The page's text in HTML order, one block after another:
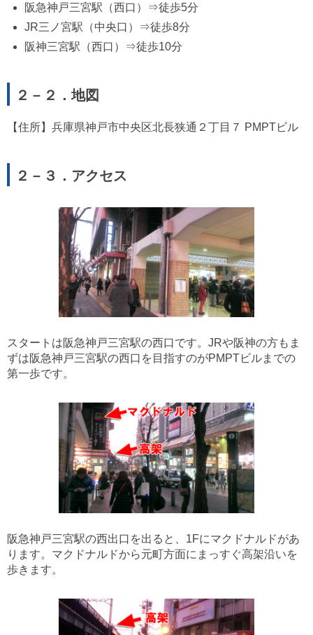
阪急神戸三宮駅（西口）⇒徒歩5分
JR三ノ宮駅（中央口）⇒徒歩8分
阪神三宮駅（西口）⇒徒歩10分
２－２．地図
【住所】兵庫県神戸市中央区北長狭通２丁目７ PMPTビル
２－３．アクセス
スタートは阪急神戸三宮駅の西口です。JRや阪神の方もま
ずは阪急神戸三宮駅の西口を目指すのがPMPTビルまでの
第一歩です。
阪急神戸三宮駅の西出口を出ると、1Fにマクドナルドがあ
ります。マクドナルドから元町方面にまっすぐ高架沿いを
歩きます。